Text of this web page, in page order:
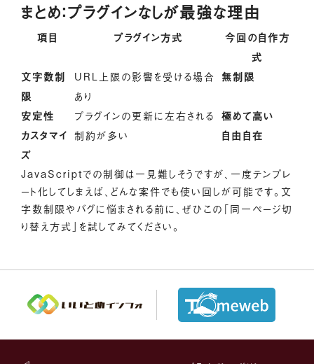
まとめ：プラグインなしが最強な理由
項目 プラグイン方式
今回の自作方
式
文字数制
限
URL上限の影響を受ける場合
あり
無制限
安定性 プラグインの更新に左右される 極めて高い
カスタマイ
ズ
制約が多い 自由自在
JavaScriptでの制御は一見難しそうですが、一度テンプレ
ート化してしまえば、どんな案件でも使い回しが可能です。文
字数制限やバグに悩まされる前に、ぜひこの「同一ページ切
り替え方式」を試してみてください。